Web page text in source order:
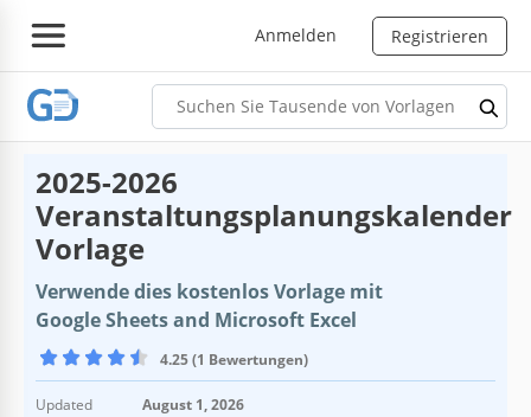
Anmelden Registrieren
2025-2026
Veranstaltungsplanungskalender
Vorlage
Verwende dies kostenlos Vorlage mit
Google Sheets and Microsoft Excel
4.25 (1 Bewertungen)
Updated
August 1, 2026